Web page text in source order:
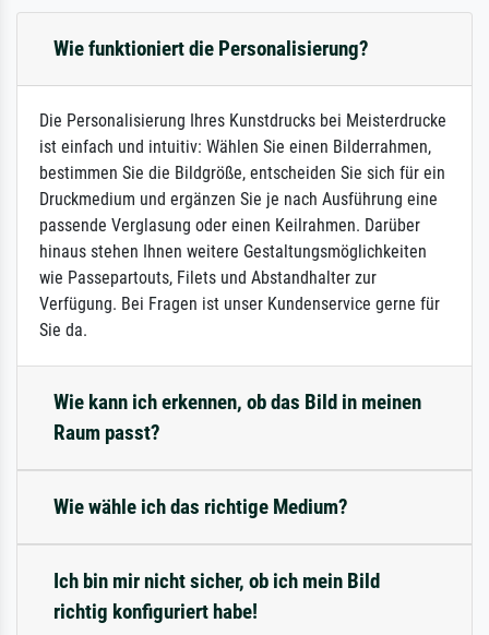
Wie funktioniert die Personalisierung?
Die Personalisierung Ihres Kunstdrucks bei Meisterdrucke
ist einfach und intuitiv: Wählen Sie einen Bilderrahmen,
bestimmen Sie die Bildgröße, entscheiden Sie sich für ein
Druckmedium und ergänzen Sie je nach Ausführung eine
passende Verglasung oder einen Keilrahmen. Darüber
hinaus stehen Ihnen weitere Gestaltungsmöglichkeiten
wie Passepartouts, Filets und Abstandhalter zur
Verfügung. Bei Fragen ist unser Kundenservice gerne für
Sie da.
Wie kann ich erkennen, ob das Bild in meinen
Raum passt?
Wie wähle ich das richtige Medium?
Ich bin mir nicht sicher, ob ich mein Bild
richtig konfiguriert habe!